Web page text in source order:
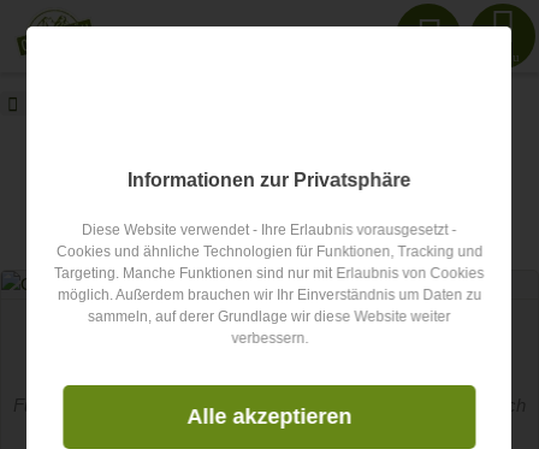
Menu
oberallgaeu.info Blog
Artikel zum ThemaAusstattung
Golf
Für viele gibt es nichts Schöneres als das Golfspielen. Wenn sich
der Golfplatz dann auch noch in einer atemberaubenden...
Informationen zur Privatsphäre
Diese Website verwendet - Ihre Erlaubnis vorausgesetzt -
Cookies und ähnliche Technologien für Funktionen, Tracking und
Targeting. Manche Funktionen sind nur mit Erlaubnis von Cookies
möglich. Außerdem brauchen wir Ihr Einverständnis um Daten zu
sammeln, auf derer Grundlage wir diese Website weiter
verbessern.
Alle akzeptieren